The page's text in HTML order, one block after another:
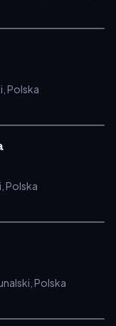
Polska
Polska
Polska